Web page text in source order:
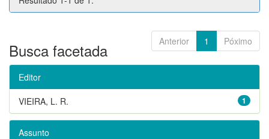
Anterior 1 Póximo
Busca facetada
Editor
1
VIEIRA, L. R.
Assunto